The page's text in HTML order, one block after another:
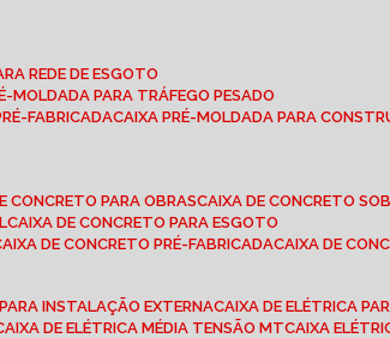
REDE DE ESGOTO
MOLDADA PARA TRÁFEGO PESADO
FABRICADA CAIXA PRÉ-MOLDADA PARA
CONCRETO PARA OBRAS
CAIXA DE CONCRETO
CAIXA DE CONCRETO PARA ESGOTO
CAIXA DE CONCRETO PRÉ-FABRICADA CAIXA DE
PARA INSTALAÇÃO EXTERNA CAIXA DE ELÉTRICA
CAIXA DE ELÉTRICA MÉDIA TENSÃO MT CAIXA